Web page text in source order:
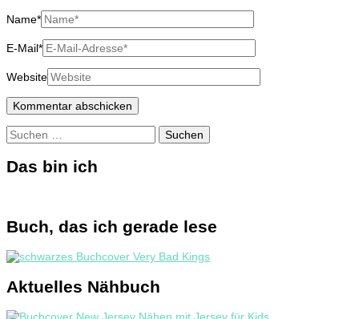
Name*
E-Mail*
Website
Suchen
nach:
Das bin ich
Buch, das ich gerade lese
Aktuelles Nähbuch